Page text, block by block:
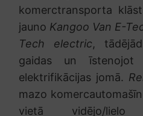
komerctransporta
jauno Kangoo Van E-
Tech electric,
gaidas un īstenojot
elektrifikācijas jomā.
mazo
vietā vidējo/lielo